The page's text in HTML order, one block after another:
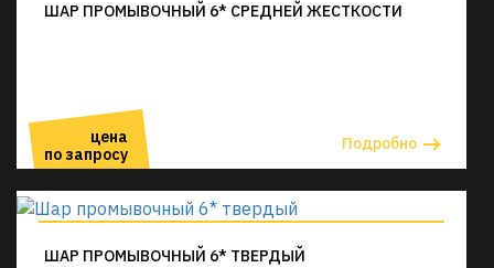
ШАР ПРОМЫВОЧНЫЙ 6* СРЕДНЕЙ ЖЕСТКОСТИ
цена
по запросу
Подробно
ШАР ПРОМЫВОЧНЫЙ 6* ТВЕРДЫЙ